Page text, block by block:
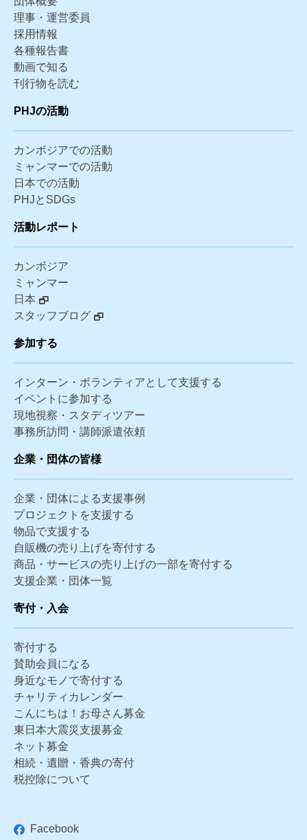
理事・運営委員
採用情報
各種報告書
動画で知る
刊行物を読む
PHJの活動
カンボジアでの活動
ミャンマーでの活動
日本での活動
PHJとSDGs
活動レポート
カンボジア
ミャンマー
日本
スタッフブログ
参加する
インターン・ボランティアとして支援する
イベントに参加する
現地視察・スタディツアー
事務所訪問・講師派遣依頼
企業・団体の皆様
企業・団体による支援事例
プロジェクトを支援する
物品で支援する
自販機の売り上げを寄付する
商品・サービスの売り上げの一部を寄付する
支援企業・団体一覧
寄付・入会
寄付する
賛助会員になる
身近なモノで寄付する
チャリティカレンダー
こんにちは！お母さん募金
東日本大震災支援募金
ネット募金
相続・遺贈・香典の寄付
税控除について
Facebook